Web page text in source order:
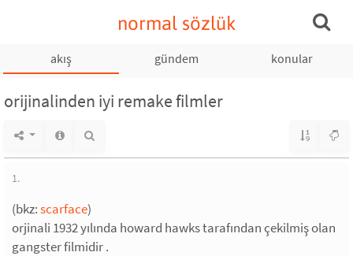
normal sözlük
akış gündem konular
orijinalinden iyi remake filmler
1.
(bkz:scarface)
orjinali 1932 yılında howard hawks tarafından çekilmiş olan
gangster filmidir .